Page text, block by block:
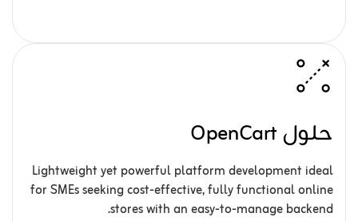
حلول OpenCart
Lightweight yet powerful platform development ideal
for SMEs seeking cost-effective, fully functional online
stores with an easy-to-manage backend.